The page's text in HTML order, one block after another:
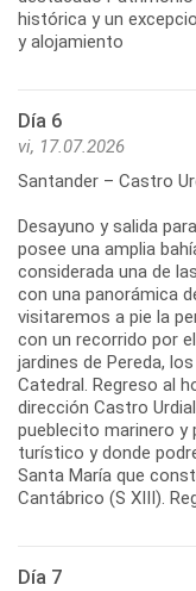
histórica y un
y alojamiento
Día 6
vi, 17.07.2026
Santander – Castro
Desayuno y salida
posee una amplia
considerada una de
con una panorámica
visitaremos a pie la
con un recorrido por
jardines de Pereda,
Catedral. Regreso al
dirección Castro
pueblecito marinero y
turístico y donde
Santa María que
Cantábrico (S XIII).
Día 7